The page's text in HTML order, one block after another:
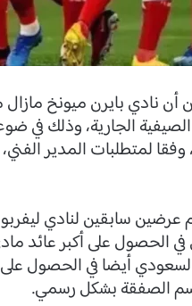
أن نادي بايرن ميونخ
الجارية، وذلك في
لمتطلبات المدير
سابقين لنادي
في الحصول على أكبر
أيضا في الحصول
الصفقة بشكل رسمي.